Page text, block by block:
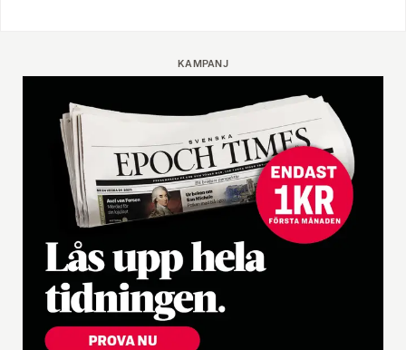
KAMPANJ